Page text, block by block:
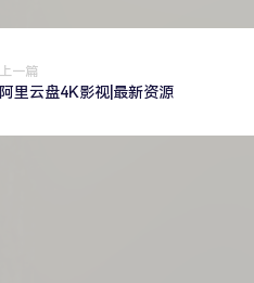
上一篇
阿里云盘4K影视|最新资源